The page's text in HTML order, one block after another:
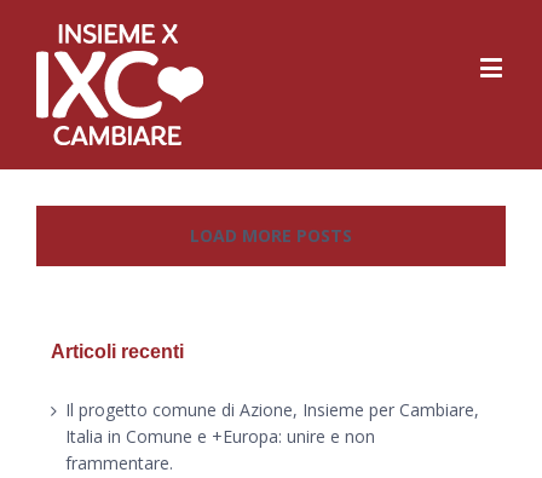
LOAD MORE POSTS
Articoli recenti
Il progetto comune di Azione, Insieme per Cambiare,
Italia in Comune e +Europa: unire e non
frammentare.